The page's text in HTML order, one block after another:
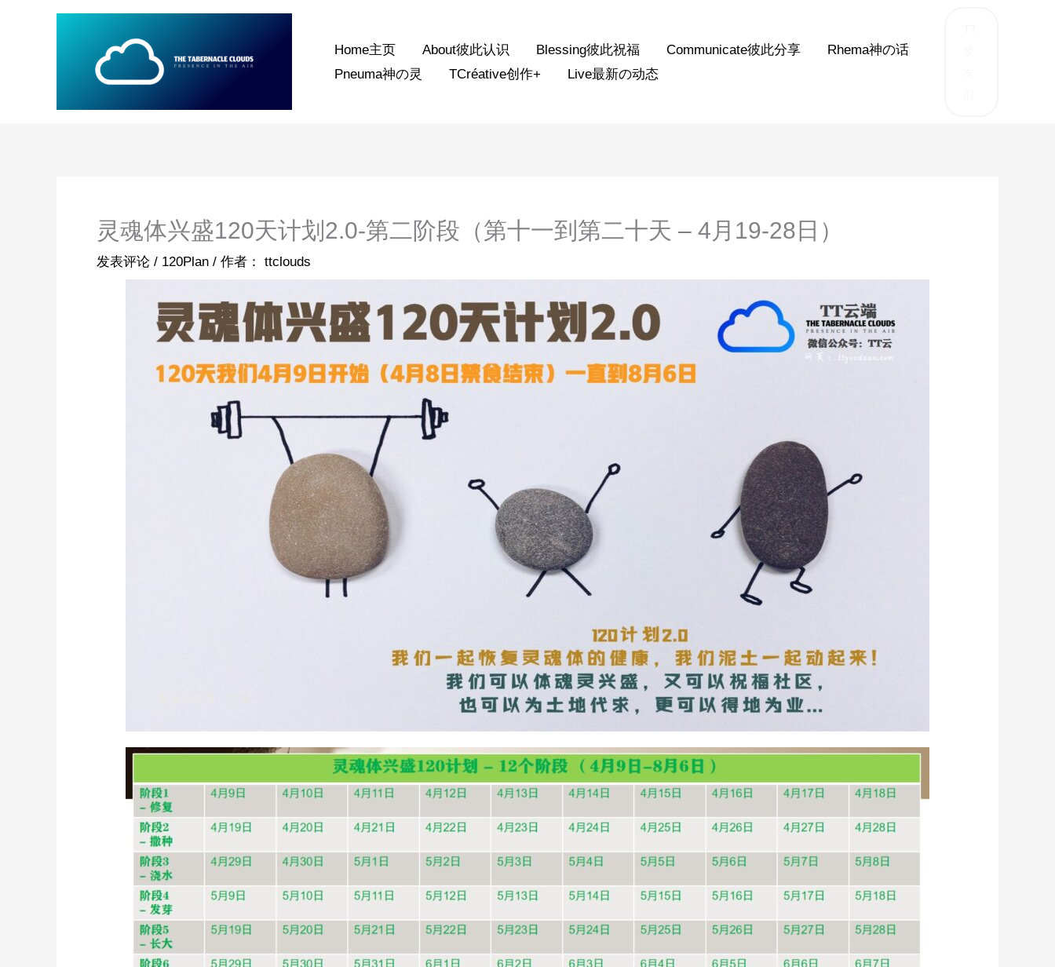
Home主页 About彼此认识 Blessing彼此祝福 Communicate彼此分享
Rhema神の话
Pneuma神の灵
TCréative创作+ Live最新の动态
灵魂体兴盛120天计划2.0-第二阶段（第十一到第二十天 – 4月19-28日）
发表评论 / 120Plan / 作者： ttclouds